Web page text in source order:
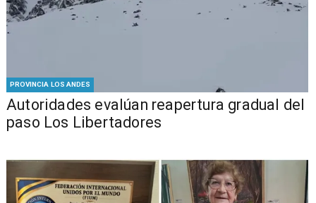
PROVINCIA LOS ANDES
​​Autoridades evalúan reapertura gradual del
paso Los Libertadores